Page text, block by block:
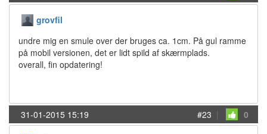
grovfil
undre mig en smule over der bruges ca. 1cm. På gul ramme
på mobil versionen, det er lidt spild af skærmplads.
overall, fin opdatering!
31-01-2015 15:19 #23 | 0